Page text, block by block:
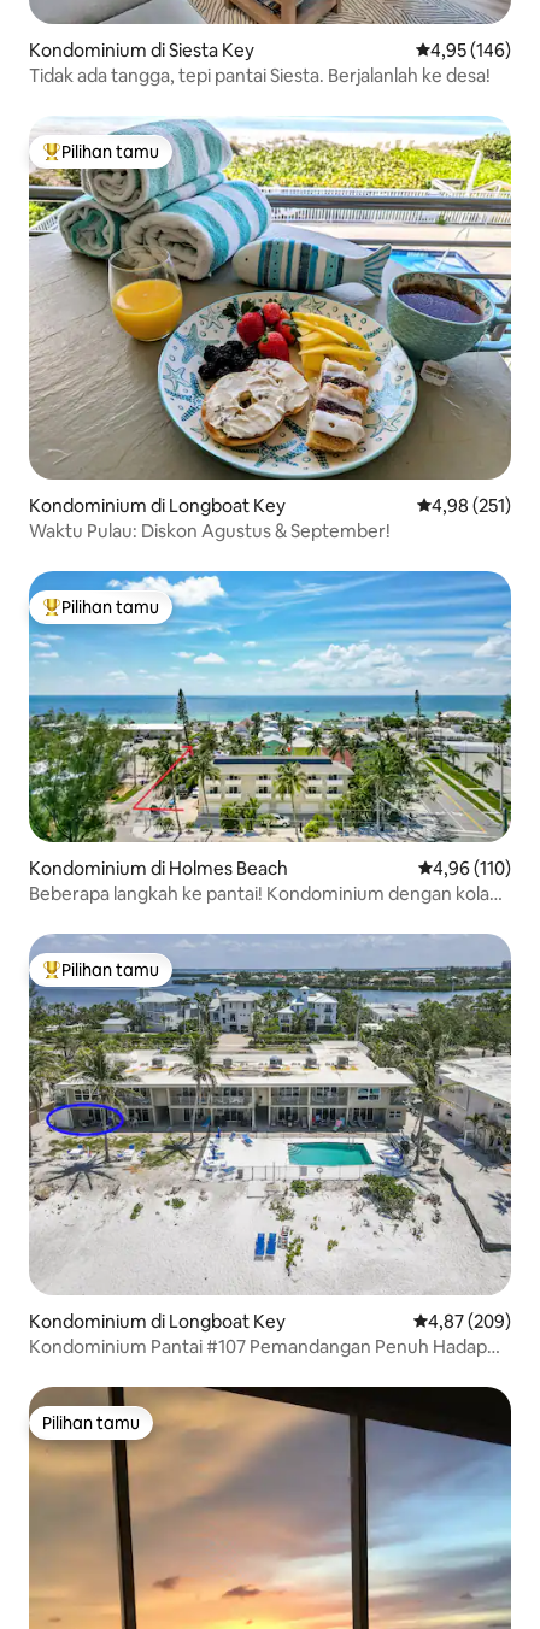
Kondominium di Siesta Key Nilai rata-rata
4,95 (146)
Tidak ada tangga, tepi pantai Siesta. Berjalanlah ke desa!
Pilihan tamu terpopuler
Pilihan tamu
Kondominium di Longboat Key Nilai rata-rata
4,98 (251)
Waktu Pulau: Diskon Agustus & September!
Pilihan tamu terpopuler
Pilihan tamu
Kondominium di Holmes Beach Nilai rata-rata
4,96 (110)
Beberapa langkah ke pantai! Kondominium dengan kolam
Pilihan tamu terpopuler
Pilihan tamu
Kondominium di Longboat Key Nilai rata-rata
4,87 (209)
Kondominium Pantai #107 Pemandangan Penuh Hadap
Pilihan tamu
Pilihan tamu